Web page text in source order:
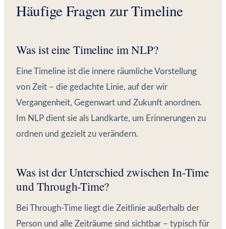
Häufige Fragen zur Timeline
Was ist eine Timeline im NLP?
Eine Timeline ist die innere räumliche Vorstellung
von Zeit – die gedachte Linie, auf der wir
Vergangenheit, Gegenwart und Zukunft anordnen.
Im NLP dient sie als Landkarte, um Erinnerungen zu
ordnen und gezielt zu verändern.
Was ist der Unterschied zwischen In-Time
und Through-Time?
Bei Through-Time liegt die Zeitlinie außerhalb der
Person und alle Zeiträume sind sichtbar – typisch für